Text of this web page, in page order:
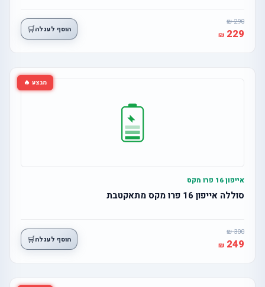
290
229 הוסף לעגלה🛒
מבצע 🔥
אייפון 16 פרו מקס
סוללה אייפון 16 פרו מקס מתאקטבת
300
249 הוסף לעגלה🛒